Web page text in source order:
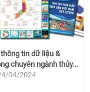
tin dữ liệu &
chuyên ngành thủy...
04/2024